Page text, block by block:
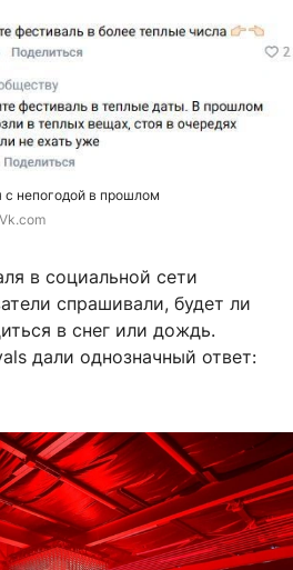
непогодой в прошлом
в социальной сети
спрашивали, будет ли
в снег или дождь.
дали однозначный ответ: